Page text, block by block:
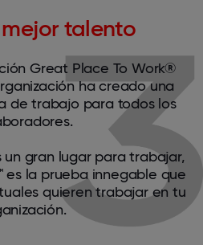
talento
Great Place To Work®
ha creado una
de trabajo para todos los
un gran lugar para trabajar,
es la prueba innegable que
quieren trabajar en tu